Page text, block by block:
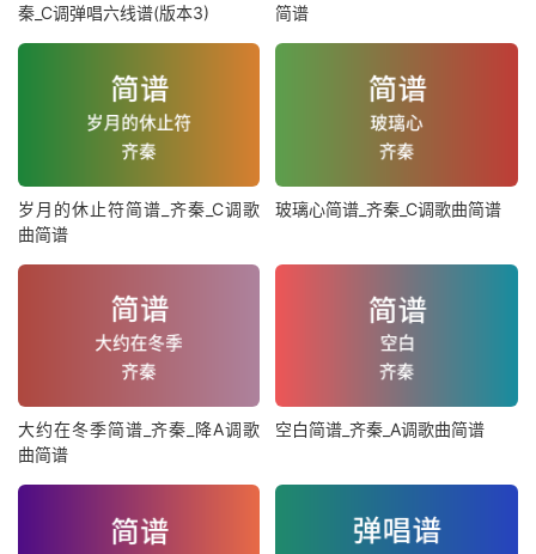
秦_C调弹唱六线谱(版本3)
简谱
岁月的休止符简谱_齐秦_C调歌
曲简谱
玻璃心简谱_齐秦_C调歌曲简谱
大约在冬季简谱_齐秦_降A调歌
曲简谱
空白简谱_齐秦_A调歌曲简谱